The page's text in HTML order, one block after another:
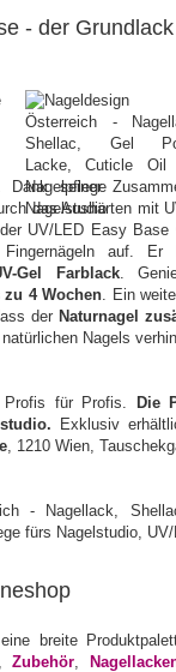
- der
Dank seiner
das Aushärten mit
UV/LED Easy Base
auf. Er
Gel Farblack.
zu 4 Wochen . Ein
der Naturnagel
Nagels
für Profis. Die
Exklusiv
, 1210 Wien,
breite
Zubehör